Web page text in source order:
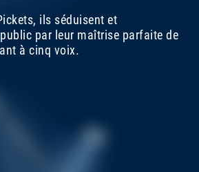
ils séduisent et
par leur maîtrise parfaite de
à cinq voix.